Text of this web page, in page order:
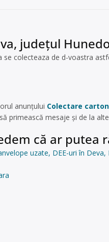
județul
colecteaza de d-voastra
anunțului Colectare
primească mesaje și de la
că ar putea
uzate, DEE-uri în Deva,